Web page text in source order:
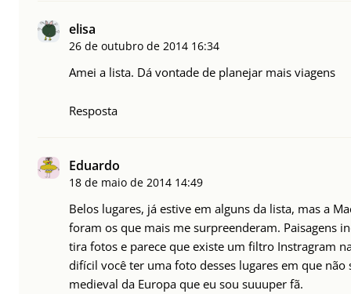
elisa
26 de outubro de 2014 16:34
Amei a lista. Dá vontade de planejar mais viagens
Resposta
Eduardo
18 de maio de 2014 14:49
Belos lugares, já estive em alguns da lista, mas a
foram os que mais me surpreenderam. Paisagens
tira fotos e parece que existe um filtro Instragram
difícil você ter uma foto desses lugares em que
medieval da Europa que eu sou suuuper fã.